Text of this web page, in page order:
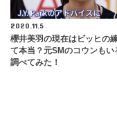
2020.11.5
櫻井美羽の現在はビッヒの
て本当？元SMのコウンもい
調べてみた！